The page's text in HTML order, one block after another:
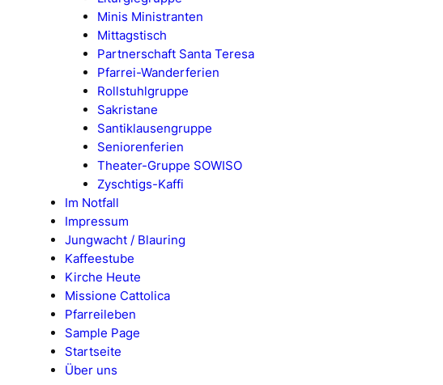
Minis Ministranten
Mittagstisch
Partnerschaft Santa Teresa
Pfarrei-Wanderferien
Rollstuhlgruppe
Sakristane
Santiklausengruppe
Seniorenferien
Theater-Gruppe SOWISO
Zyschtigs-Kaffi
Im Notfall
Impressum
Jungwacht / Blauring
Kaffeestube
Kirche Heute
Missione Cattolica
Pfarreileben
Sample Page
Startseite
Über uns